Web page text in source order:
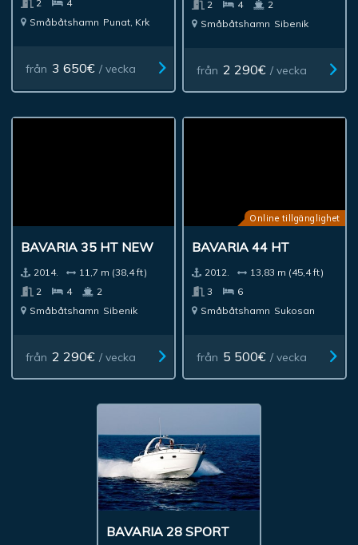
2
4
Småbåtshamn Punat, Krk
från 3 650€ / vecka
2
4
2
Småbåtshamn Sibenik
från 2 290€ / vecka
BAVARIA 35 HT NEW
2014.
11,7 m (38,4 ft)
2
4
2
Småbåtshamn Sibenik
från 2 290€ / vecka
Online tillgänglighet
BAVARIA 44 HT
2012.
13,83 m (45,4 ft)
3
6
Småbåtshamn Sukosan
från 5 500€ / vecka
BAVARIA 28 SPORT